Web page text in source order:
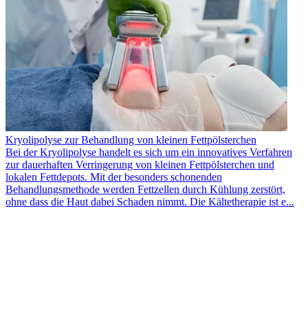
Kryolipolyse zur Behandlung von kleinen Fettpölsterchen
Bei der Kryolipolyse handelt es sich um ein innovatives Verfahren
zur dauerhaften Verringerung von kleinen Fettpölsterchen und
lokalen Fettdepots. Mit der besonders schonenden
Behandlungsmethode werden Fettzellen durch Kühlung zerstört,
ohne dass die Haut dabei Schaden nimmt. Die Kältetherapie ist e...